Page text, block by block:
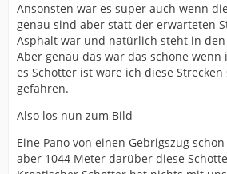
Ansonsten war es super auch wenn
genau sind aber statt der erwarteten
Asphalt war und natürlich steht in
Aber genau das war das schöne wenn
es Schotter ist wäre ich diese
gefahren.
Also los nun zum Bild
Eine Pano von einen Gebrigszug
aber 1044 Meter darüber diese